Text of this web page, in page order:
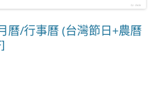
曆/行事曆 (台灣節日+農曆